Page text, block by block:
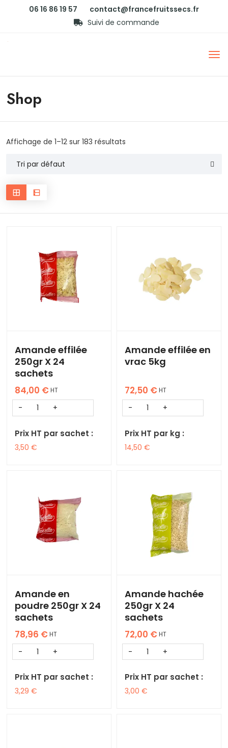
06 16 86 19 57
contact@francefruitssecs.fr
Suivi de commande
Shop
Affichage de 1–12 sur 183 résultats
Amande effilée
250gr X 24
sachets
84,00 €HT
Prix HT par sachet :
3,50 €
Amande effilée en
vrac 5kg
72,50 €HT
Prix HT par kg :
14,50 €
Amande en
poudre 250gr X 24
sachets
78,96 €HT
Prix HT par sachet :
3,29 €
Amande hachée
250gr X 24
sachets
72,00 €HT
Prix HT par sachet :
3,00 €